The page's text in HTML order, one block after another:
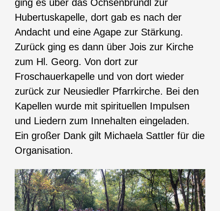
ging es über das Ochsenbründl zur
Hubertuskapelle, dort gab es nach der
Andacht und eine Agape zur Stärkung.
Zurück ging es dann über Jois zur Kirche
zum Hl. Georg. Von dort zur
Froschauerkapelle und von dort wieder
zurück zur Neusiedler Pfarrkirche. Bei den
Kapellen wurde mit spirituellen Impulsen
und Liedern zum Innehalten eingeladen.
Ein großer Dank gilt Michaela Sattler für die
Organisation.